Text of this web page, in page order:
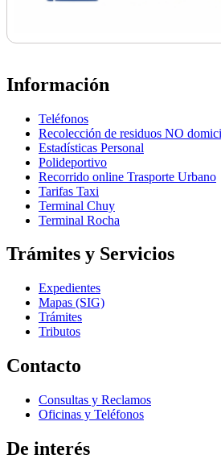
Información
Teléfonos
Recolección de residuos NO
Estadísticas Personal
Polideportivo
Recorrido online Trasporte Urbano
Tarifas Taxi
Terminal Chuy
Terminal Rocha
Trámites y Servicios
Expedientes
Mapas (SIG)
Trámites
Tributos
Contacto
Consultas y Reclamos
Oficinas y Teléfonos
De interés